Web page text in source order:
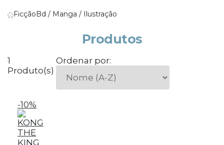
FicçãoBd / Manga / Ilustração
Produtos
1
Produto(s)
Ordenar por:
-10%